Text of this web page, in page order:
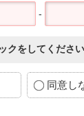
-
クをしてください
同意し